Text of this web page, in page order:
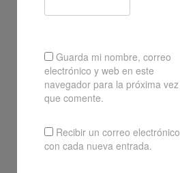
Guarda mi nombre, correo
electrónico y web en este
navegador para la próxima vez
que comente.
Recibir un correo electrónico
con cada nueva entrada.